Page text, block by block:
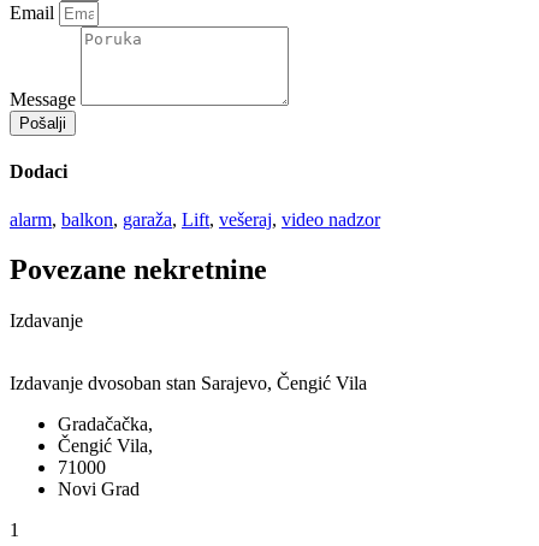
Email
Message
Pošalji
Dodaci
alarm, balkon, garaža, Lift, vešeraj, video nadzor
Povezane nekretnine
Izdavanje
Izdavanje dvosoban stan Sarajevo, Čengić Vila
Gradačačka,
Čengić Vila,
71000
Novi Grad
1